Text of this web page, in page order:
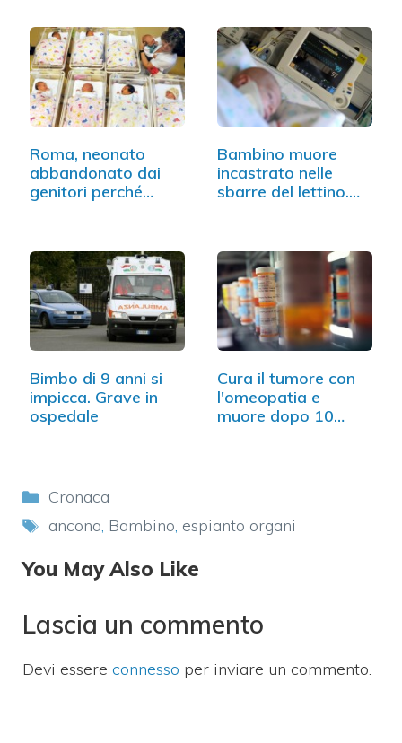
Roma, neonato
abbandonato dai
genitori perché
Bambino muore
incastrato nelle
sbarre del lettino.…
Bimbo di 9 anni si
impicca. Grave in
ospedale
Cura il tumore con
l'omeopatia e
muore dopo 10
Categorie
Cronaca
Tag
ancona, Bambino, espianto organi
You May Also Like
Lascia un commento
Devi essere connesso per inviare un commento.